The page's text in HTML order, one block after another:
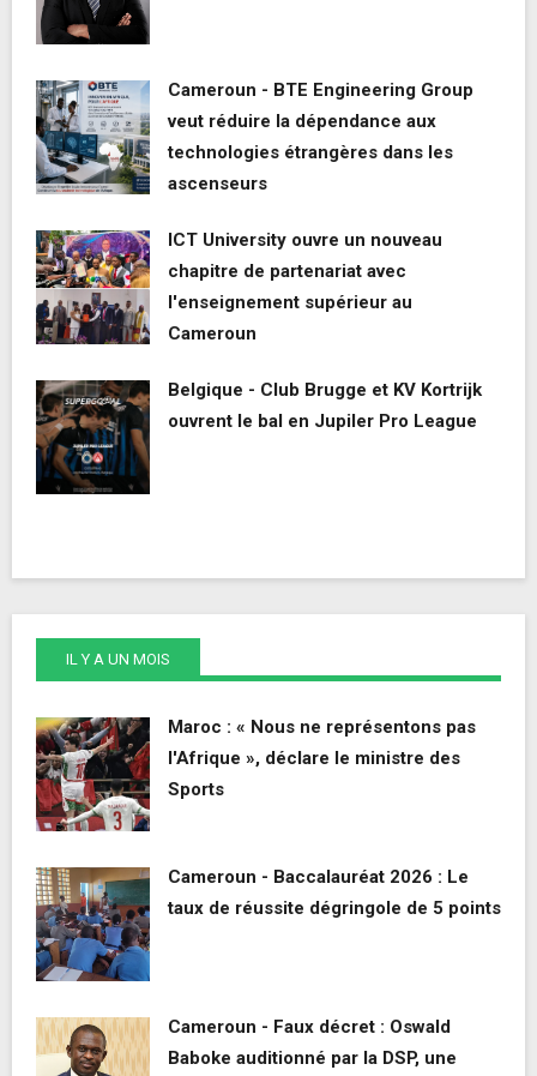
Cameroun - BTE Engineering Group
veut réduire la dépendance aux
technologies étrangères dans les
ascenseurs
ICT University ouvre un nouveau
chapitre de partenariat avec
l'enseignement supérieur au
Cameroun
Belgique - Club Brugge et KV Kortrijk
ouvrent le bal en Jupiler Pro League
IL Y A UN MOIS
Maroc : « Nous ne représentons pas
l'Afrique », déclare le ministre des
Sports
Cameroun - Baccalauréat 2026 : Le
taux de réussite dégringole de 5 points
Cameroun - Faux décret : Oswald
Baboke auditionné par la DSP, une